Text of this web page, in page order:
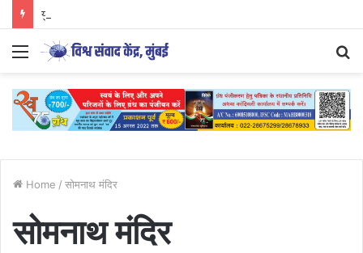
युवा आंदोलनों की दिशा और वैचारिक परिप्रेक्ष्य
Menu
Home / सोमनाथ मंदिर
सोमनाथ मंदिर